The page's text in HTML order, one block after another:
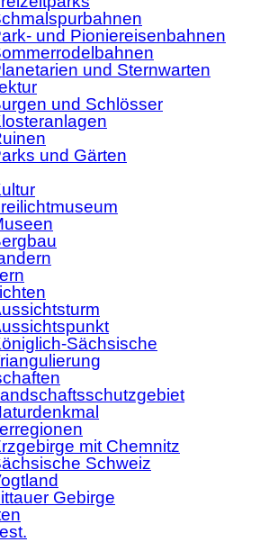
und Pioniereisenbahnen
und Sternwarten
und Schlösser
und Gärten
Sächsische
mit Chemnitz
Schweiz
Gebirge